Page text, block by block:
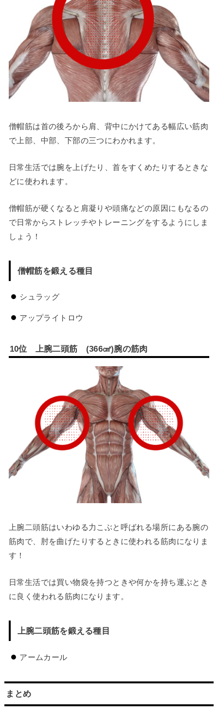
僧帽筋は首の後ろから肩、背中にかけてある幅広い筋肉
で上部、中部、下部の三つにわかれます。
日常生活では腕を上げたり、首をすくめたりするときな
どに使われます。
僧帽筋が硬くなると肩凝りや頭痛などの原因にもなるの
で日常からストレッチやトレーニングをするようにしま
しょう！
僧帽筋を鍛える種目
シュラッグ
アップライトロウ
10位 上腕二頭筋 (366㎤)腕の筋肉
上腕二頭筋はいわゆる力こぶと呼ばれる場所にある腕の
筋肉で、肘を曲げたりするときに使われる筋肉になりま
す！
日常生活では買い物袋を持つときや何かを持ち運ぶとき
に良く使われる筋肉になります。
上腕二頭筋を鍛える種目
アームカール
まとめ